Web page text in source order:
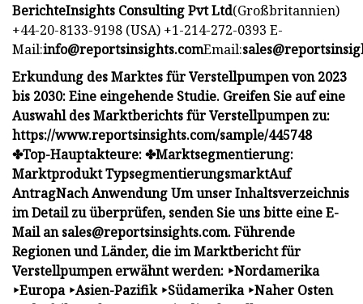
BerichteInsights Consulting Pvt Ltd(Großbritannien)
+44-20-8133-9198 (USA) +1-214-272-0393 E-
Mail:info@reportsinsights.comEmail:
Erkundung des Marktes für Verstellpumpen von 2023
bis 2030: Eine eingehende Studie. Greifen Sie auf eine
Auswahl des Marktberichts für Verstellpumpen zu:
https://www.reportsinsights.com/sample/445748
✤Top-Hauptakteure: ✤Marktsegmentierung:
Marktprodukt TypsegmentierungsmarktAuf
AntragNach Anwendung Um unser Inhaltsverzeichnis
im Detail zu überprüfen, senden Sie uns bitte eine E-
Mail ansales@reportsinsights.com. Führende
Regionen und Länder, die im Marktbericht für
Verstellpumpen erwähnt werden: ‣Nordamerika
‣Europa ‣Asien-Pazifik ‣Südamerika ‣Naher Osten